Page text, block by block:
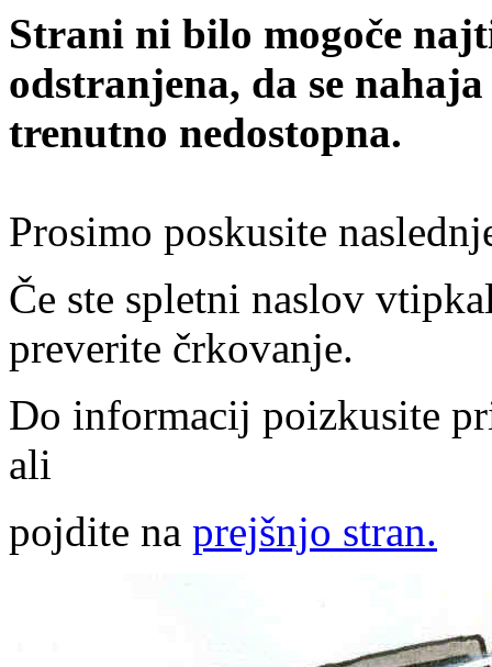
Strani ni bilo mogoče
odstranjena, da se
trenutno nedostopna.
Prosimo poskusite
Če ste spletni naslov
preverite črkovanje.
Do informacij poizkusite
ali
pojdite na prejšnjo stran.